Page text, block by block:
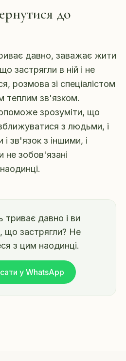
до
давно, заважає жити
застрягли в ній і не
розмова зі спеціалістом
теплим зв'язком.
зрозуміти, що
з людьми, і
зв'язок з іншими, і
не зобов'язані
триває давно і ви
що застрягли? Не
з цим наодинці.
у WhatsApp